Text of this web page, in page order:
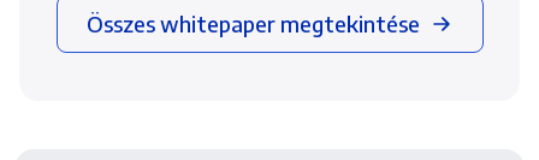
Összes whitepaper megtekintése